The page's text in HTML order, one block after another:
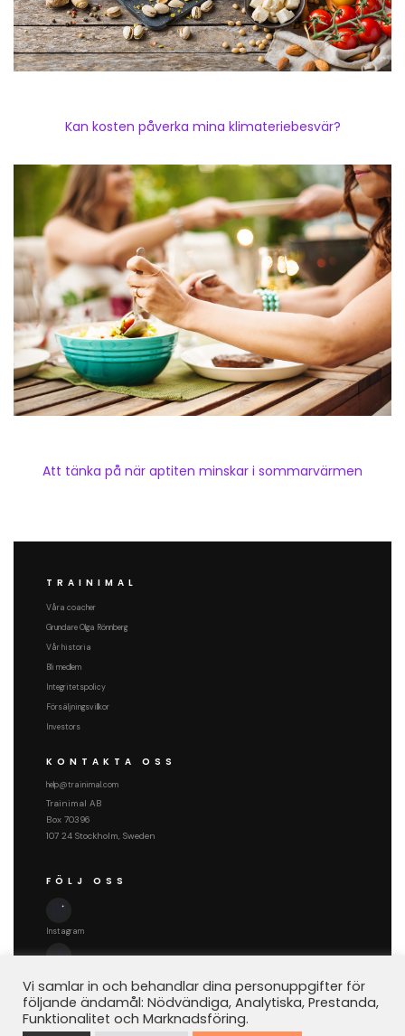
Kan kosten påverka mina klimateriebesvär?
Att tänka på när aptiten minskar i sommarvärmen
TRAINIMAL
Våra coacher
Grundare Olga Rönnberg
Vår historia
Bli medlem
Integritetspolicy
Försäljningsvillkor
Investors
KONTAKTA OSS
help@trainimal.com
Trainimal AB
Box 70396
107 24 Stockholm, Sweden
FÖLJ OSS
Instagram
Vi samlar in och behandlar dina personuppgifter för
följande ändamål: Nödvändiga, Analytiska, Prestanda,
Funktionalitet och Marknadsföring.